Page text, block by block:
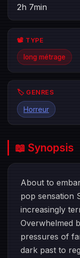
2h 7min
📽️ TYPE
long métrage
🏷️ GENRES
Horreur
📖 Synopsis
About to
pop sensation
increasingly
Overwhelmed
pressures of
dark past to